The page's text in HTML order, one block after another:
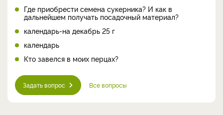
Где приобрести семена сукерника? И как в
дальнейшем получать посадочный материал?
календарь-на декабрь 25 г
календарь
Кто завелся в моих перцах?
Задать вопрос Все вопросы